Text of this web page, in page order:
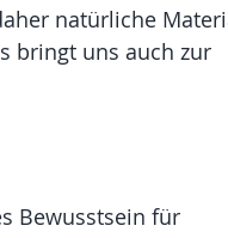
natürliche
bringt uns auch zur
Bewusstsein für